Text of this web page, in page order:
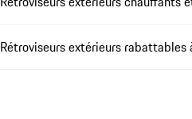
Rétroviseurs extérieurs